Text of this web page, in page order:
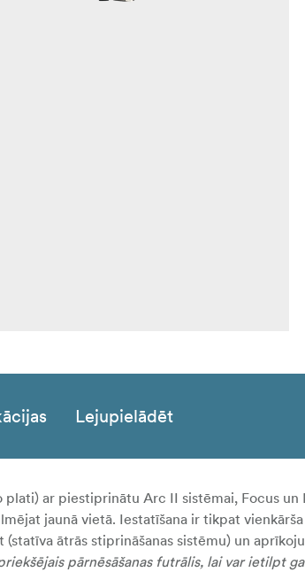
Lejupielādēt
plati) ar piestiprinātu Arc II sistēmai, Focus
jaunā vietā. Iestatīšana ir tikpat
ātrās stiprināšanas sistēmu) un
pārnēsāšanas futrālis, lai var ietilpt